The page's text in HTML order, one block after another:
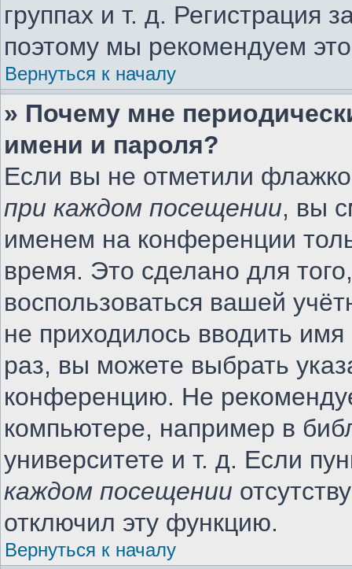
группах и т. д. Регистрация
поэтому мы рекомендуем
Вернуться к началу
» Почему мне
имени и пароля?
Если вы не отметили
при каждом посещении, вы
именем на конференции
время. Это сделано для
воспользоваться вашей
не приходилось вводить
раз, вы можете выбрать
конференцию. Не
компьютере, например в
университете и т. д. Если
каждом посещении
отключил эту функцию.
Вернуться к началу